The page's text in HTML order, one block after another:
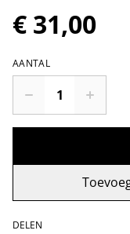
€ 31,00
AANTAL
DELEN